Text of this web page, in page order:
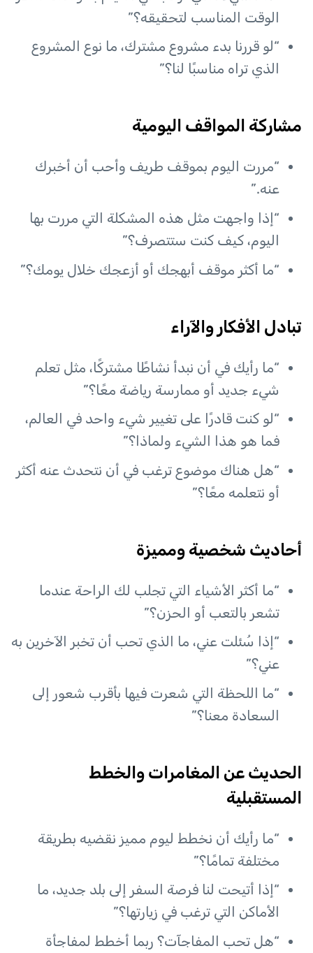
الوقت المناسب لتحقيقه؟”
“لو قررنا بدء مشروع مشترك، ما نوع المشروع
الذي تراه مناسبًا لنا؟”
مشاركة المواقف اليومية
“مررت اليوم بموقف طريف وأحب أن أخبرك
عنه.”
“إذا واجهت مثل هذه المشكلة التي مررت بها
اليوم، كيف كنت ستتصرف؟”
“ما أكثر موقف أبهجك أو أزعجك خلال يومك؟”
تبادل الأفكار والآراء
“ما رأيك في أن نبدأ نشاطًا مشتركًا، مثل تعلم
شيء جديد أو ممارسة رياضة معًا؟”
“لو كنت قادرًا على تغيير شيء واحد في العالم،
فما هو هذا الشيء ولماذا؟”
“هل هناك موضوع ترغب في أن نتحدث عنه أكثر
أو نتعلمه معًا؟”
أحاديث شخصية ومميزة
“ما أكثر الأشياء التي تجلب لك الراحة عندما
تشعر بالتعب أو الحزن؟”
“إذا سُئلت عني، ما الذي تحب أن تخبر الآخرين به
عني؟”
“ما اللحظة التي شعرت فيها بأقرب شعور إلى
السعادة معنا؟”
الحديث عن المغامرات والخطط
المستقبلية
“ما رأيك أن نخطط ليوم مميز نقضيه بطريقة
مختلفة تمامًا؟”
“إذا أتيحت لنا فرصة السفر إلى بلد جديد، ما
الأماكن التي ترغب في زيارتها؟”
“هل تحب المفاجآت؟ ربما أخطط لمفاجأة